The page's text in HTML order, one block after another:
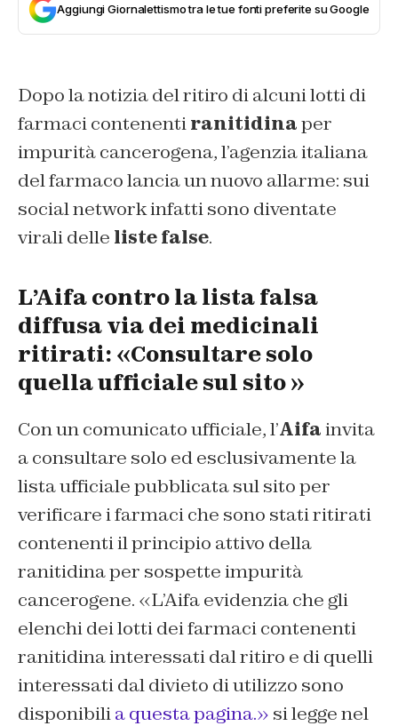
Aggiungi Giornalettismo tra le tue fonti preferite su Google
Dopo la notizia del ritiro di alcuni lotti di
farmaci contenentiranitidinaper
impurità cancerogena, l’agenzia italiana
del farmaco lancia un nuovo allarme: sui
social network infatti sono diventate
virali delle liste false.
L’Aifa contro la lista falsa
diffusa via dei medicinali
ritirati: «Consultare solo
quella ufficiale sul sito »
Con un comunicato ufficiale, l’Aifainvita
a consultare solo ed esclusivamente la
lista ufficiale pubblicata sul sito per
verificare i farmaci che sono stati ritirati
contenenti il principio attivo della
ranitidina per sospette impurità
cancerogene. «L’Aifa evidenzia che gli
elenchi dei lotti dei farmaci contenenti
ranitidina interessati dal ritiro e di quelli
interessati dal divieto di utilizzo sono
disponibilia questa pagina.» si legge nel